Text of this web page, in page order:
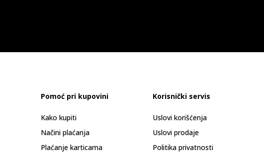
Pomoć pri kupovini
Kako kupiti
Načini plaćanja
Plaćanje karticama
Korisnički servis
Uslovi korišćenja
Uslovi prodaje
Politika privatnosti